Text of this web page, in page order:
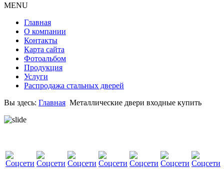
MENU
Главная
О компании
Контакты
Карта сайта
Фотоальбом
Продукция
Услуги
Распродажа стальных дверей
Вы здесь: Главная Металлические двери входные купить